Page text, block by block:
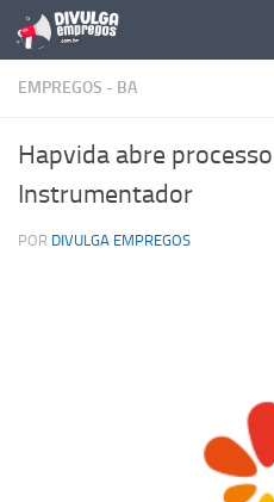
Skip to content
EMPREGOS - BA
Hapvida abre
Instrumentador
POR DIVULGA EMPREGOS